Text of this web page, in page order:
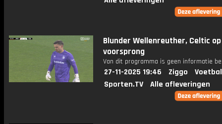
Blunder Wellenreuther, Celtic op
voorsprong
Van dit programma is geen informatie
27-11-2025 19:46 Ziggo
Sporten.TV
Alle afleveringen